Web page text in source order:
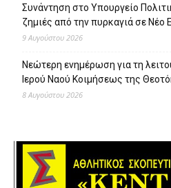
Συνάντηση στο Υπουργείο
ζημιές από την πυρκαγιά σε Νέο
9 Αυγούστου 2026
Νεώτερη ενημέρωση για τη
Ιερού Ναού Κοιμήσεως της
8 Αυγούστου 2026